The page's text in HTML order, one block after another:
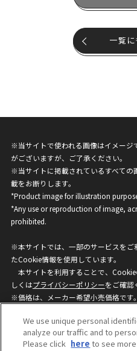
一覧に
※当サイトで使われる画像はイメージ
がございますが、ご了承ください。
※当サイトに掲載されているすべての
載をお断りします。
*Product image for illustration
*Any use or reproduction of image,
prohibited.
※本サイトでは、一部のサービスをご
たCookie情報を使用しています。
本サイトを利用することで、
しくはプライバシーポリシーをご確認
※価格は、メーカー希望小売価格です。
ざいますのでご了承ください。
We use unique personal
analyze our traffic and to
Please click here to see